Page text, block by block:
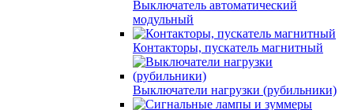
Выключатель автоматический
модульный
Контакторы, пускатель магнитный
Выключатели нагрузки (рубильники)